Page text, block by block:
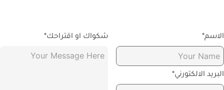
الاسم*
البريد الالكتورني*
شكواك او اقتراحك*